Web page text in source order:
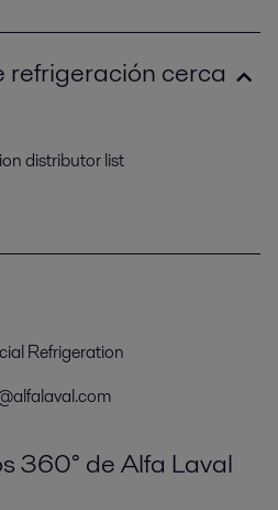
refrigeración cerca
distributor list
Refrigeration
360° de Alfa Laval